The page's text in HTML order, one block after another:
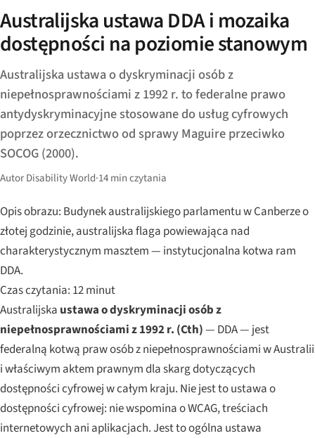
Australijska ustawa DDA i mozaika
dostępności na poziomie stanowym
Australijska ustawa o dyskryminacji osób z
niepełnosprawnościami z 1992 r. to federalne prawo
antydyskryminacyjne stosowane do usług cyfrowych
poprzez orzecznictwo od sprawy Maguire przeciwko
SOCOG (2000).
Autor Disability World·14 min czytania
Opis obrazu: Budynek australijskiego parlamentu w Canberze o
złotej godzinie, australijska flaga powiewająca nad
charakterystycznym masztem — instytucjonalna kotwa ram
DDA.
Czas czytania: 12 minut
Australijska ustawa o dyskryminacji osób z
niepełnosprawnościami z 1992 r. (Cth)— DDA — jest
federalną kotwą praw osób z niepełnosprawnościami w Australii
i właściwym aktem prawnym dla skarg dotyczących
dostępności cyfrowej w całym kraju. Nie jest to ustawa o
dostępności cyfrowej: nie wspomina o WCAG, treściach
internetowych ani aplikacjach. Jest to ogólna ustawa